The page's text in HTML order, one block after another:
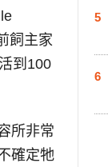
飼主家
到 100
所非常
確定牠
5
6